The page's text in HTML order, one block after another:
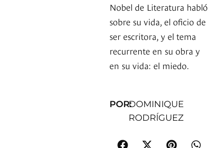
Nobel de Literatura habló
sobre su vida, el oficio de
ser escritora, y el tema
recurrente en su obra y
en su vida: el miedo.
POR:DOMINIQUE
RODRÍGUEZ